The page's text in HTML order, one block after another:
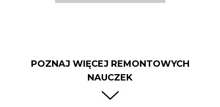
POZNAJ WIĘCEJ REMONTOWYCH
NAUCZEK